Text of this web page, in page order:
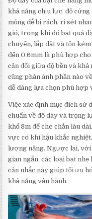
khả năng chịu lực, độ cứng
mỏng dễ bị rách, rỉ sét
gió, trong khi đó bạt quá
chuyển, lắp đặt và tốn
đến 0.6mm là phù hợp
cân đối giữa độ bền và
cũng phản ánh phần nào
dễ dàng lựa chọn phù hợp
Việc xác định mục đích sử
chuẩn về độ dày và trọng
khổ 8m để che chắn lâu
vực có khí hậu khắc
lượng nặng. Ngược lại,
gian ngắn, các loại bạt
cân nhắc này giúp tối ưu
khả năng vận hành.